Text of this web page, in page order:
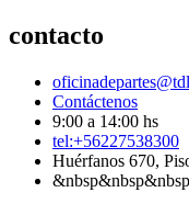
contacto
Contáctenos
9:00 a 14:00 hs
tel:+56227538300
Huérfanos 670,